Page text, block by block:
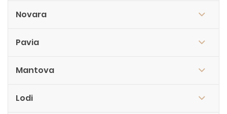
Novara
Pavia
Mantova
Lodi